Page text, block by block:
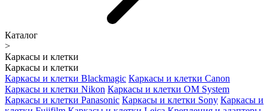
Каталог
>
Каркасы и клетки
Каркасы и клетки
Каркасы и клетки Blackmagic Каркасы и клетки Canon
Каркасы и клетки Nikon Каркасы и клетки OM System
Каркасы и клетки Panasonic Каркасы и клетки Sony Каркасы и